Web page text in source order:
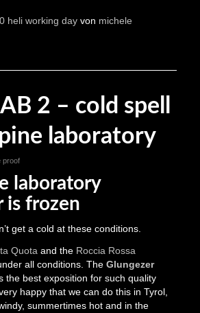
heli working dayvon michele
2 – cold spell
laboratory
proof
laboratory
is frozen
get a cold at these conditions.
Quotaand the Roccia Rossa
all conditions. The Glungezer
the best exposition for such quality
happy that we can do this in Tyrol,
summertimes hot and in the